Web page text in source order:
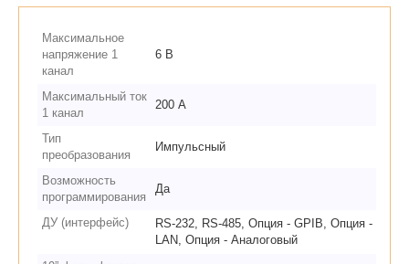
Максимальное
напряжение 1
канал
6 В
Максимальный ток
1 канал
200 А
Тип
преобразования
Импульсный
Возможность
программирования
Да
ДУ (интерфейс)
RS-232, RS-485, Опция - GPIB, Опция -
LAN, Опция - Аналоговый